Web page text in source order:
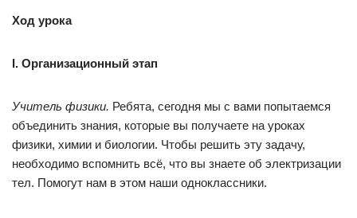
Ход урока
I. Организационный этап
Учитель физики. Ребята, сегодня мы с вами попытаемся
объединить знания, которые вы получаете на уроках
физики, химии и биологии. Чтобы решить эту задачу,
необходимо вспомнить всё, что вы знаете об электризации
тел. Помогут нам в этом наши одноклассники.